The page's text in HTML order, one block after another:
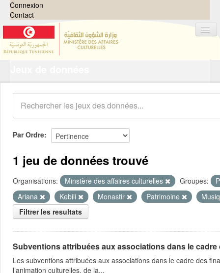
Connexion
Contact
Organisations
Groupes
Demandes 0
À propos
Par Ordre
1 jeu de données trouvé
Organisations: Minstère des affaires culturelles Groupes:
Ariana
Kebili Monastir Patrimoine
Filtrer les resultats
Subventions attribuées aux associations dans le
Les subventions attribuées aux associations dans le cadre des
l’animation culturelles, de la...